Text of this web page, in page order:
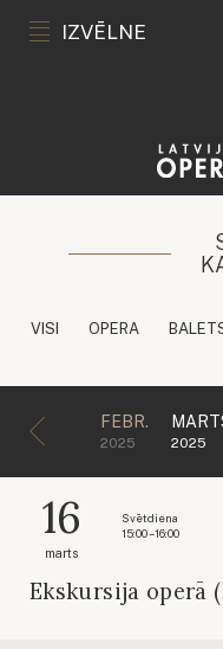
IZVĒLNE
VISI OPERA
FEBR.
2025 2025
16
marts
Svētdiena
15:00 – 16:00
Ekskursija operā